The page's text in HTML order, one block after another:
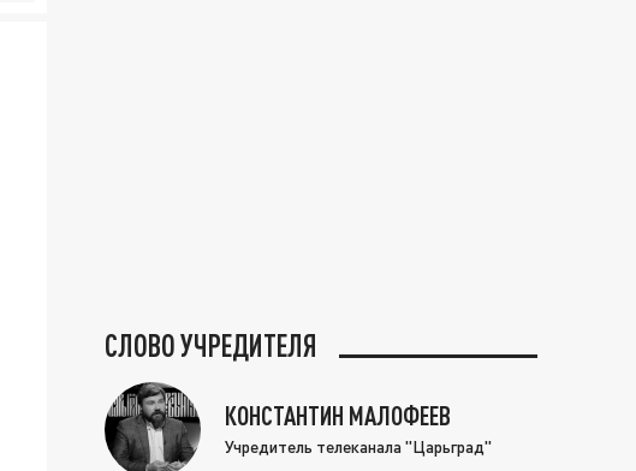
СЛОВО УЧРЕДИТЕЛЯ
КОНСТАНТИН МАЛОФЕЕВ
Учредитель телеканала "Царьград"